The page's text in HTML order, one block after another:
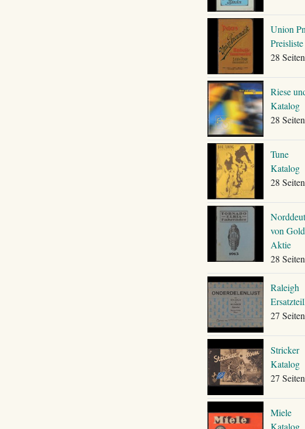
Union
Preisliste
28 Seiten
Riese
Katalog
28 Seiten
Tune
Katalog
28 Seiten
von
Aktie
28 Seiten
Raleigh
27 Seiten
Stricker
Katalog
27 Seiten
Miele
Katalog